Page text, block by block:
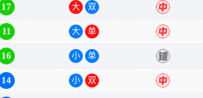
17 大 双 中
11 大 单 中
16 小 单 错
14 小 双 中